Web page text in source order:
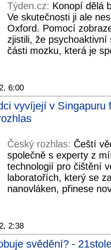
Týden.cz: Konopí dělá
Ve skutečnosti ji ale
Oxford. Pomocí
zjistili, že
části mozku, která je
6:00
vyvíjejí v Singapuru
Český rozhlas: Čeští
společně s experty z
technologií pro čištění
laboratořích, který se
nanovláken, přinese
2:38
svědění? -